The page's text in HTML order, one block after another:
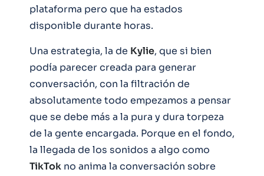
plataforma pero que ha estados
disponible durante horas.
Una estrategia, la de Kylie, que si bien
podía parecer creada para generar
conversación, con la filtración de
absolutamente todo empezamos a pensar
que se debe más a la pura y dura torpeza
de la gente encargada. Porque en el fondo,
la llegada de los sonidos a algo como
TikTok no anima la conversación sobre